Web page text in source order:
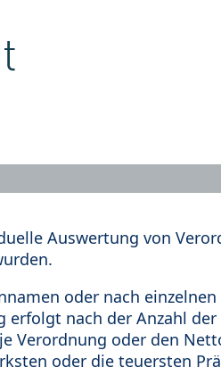
Auswertung von
oder nach
nach der Anzahl
Verordnung oder den
oder die teuersten